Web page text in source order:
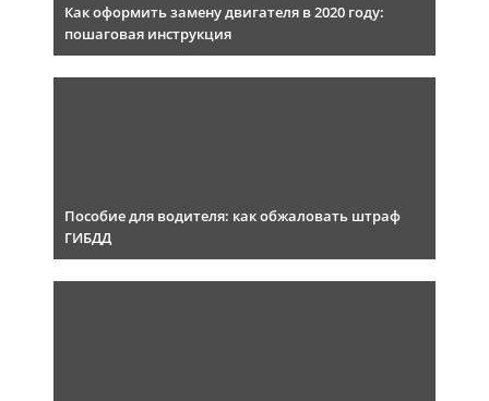
Как оформить замену двигателя в 2020 году:
пошаговая инструкция
Пособие для водителя: как обжаловать штраф
ГИБДД